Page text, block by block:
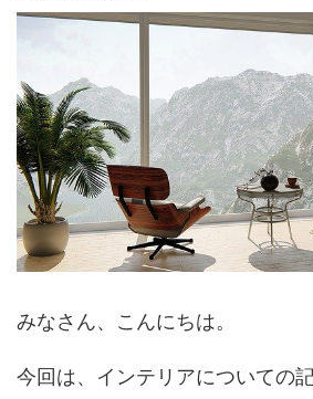
みなさん、こんにちは。
今回は、インテリアについての記